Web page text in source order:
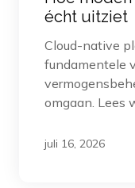
écht uitziet
Cloud-native
fundamentele
omgaan. Lees
juli 16, 2026